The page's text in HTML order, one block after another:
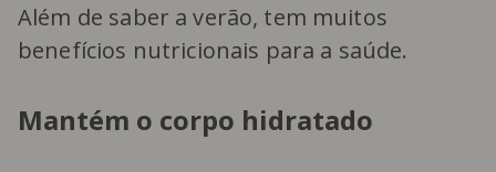
Além de saber a verão, tem muitos
benefícios nutricionais para a saúde.
Mantém o corpo hidratado